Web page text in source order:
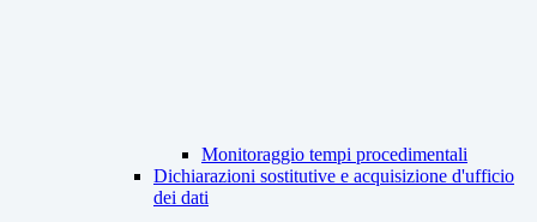
Monitoraggio tempi procedimentali
Dichiarazioni sostitutive e acquisizione d'ufficio
dei dati